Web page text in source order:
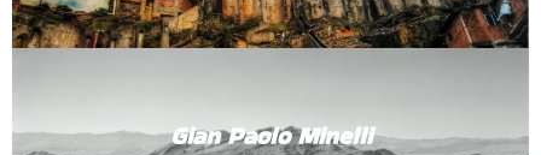
Gian Paolo Minelli